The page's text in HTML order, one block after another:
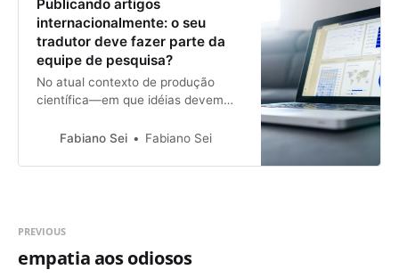
Publicando artigos
internacionalmente: o seu
tradutor deve fazer parte da
equipe de pesquisa?
No atual contexto de produção
científica—em que idéias devem
produzidas, testadas e difundidas
sobre pesquisadores e grupos de
em periódicos [/dica-de-tradutor-
Fabiano Sei Fabiano Sei
PREVIOUS
empatia aos odiosos